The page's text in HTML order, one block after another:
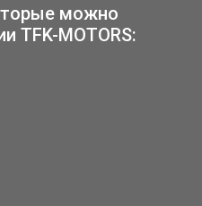
можно
TFK-MOTORS: